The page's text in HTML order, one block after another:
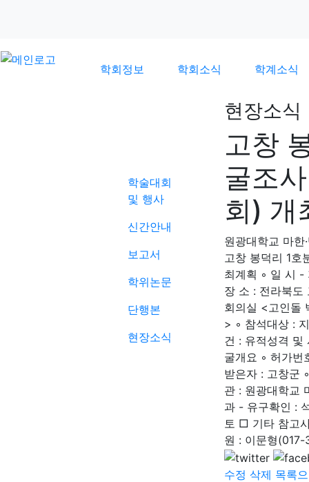
학회정보 학회소식 학계소식
학술대회
및 행사
신간안내
보고서
학위논문
단행본
현장소식
현장소식
고창
굴조
회) 개
원광대학교 마한
고창 봉덕리 1
최계획 ◦ 일 시
장 소 : 전라북도
회의실 <고인돌
> ◦ 참석대상 :
건 : 유적성격
굴개요 ◦ 허가
받은자 : 고창군
관 : 원광대학교
과 - 유구확인 :
토 □ 기타 참고
원 : 이문형
수정 삭제 목록